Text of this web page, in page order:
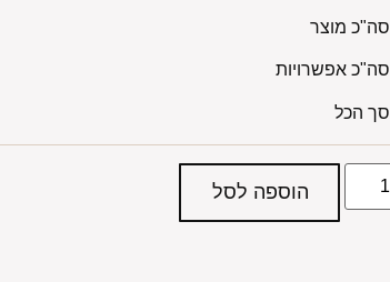
סה"כ מוצר
סה"כ אפשרויות
סך הכל
הוספה לסל